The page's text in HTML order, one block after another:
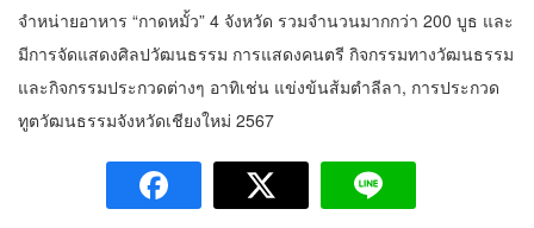
จำหน่ายอาหาร “กาดหมั้ว” 4 จังหวัด รวมจำนวนมากกว่า 200 บูธ และ
มีการจัดแสดงศิลปวัฒนธรรม การแสดงคนตรี กิจกรรมทางวัฒนธรรม
และกิจกรรมประกวดต่างๆ อาทิเช่น แข่งข้นส้มตำลีลา, การประกวด
ทูตวัฒนธรรมจังหวัดเชียงใหม่ 2567